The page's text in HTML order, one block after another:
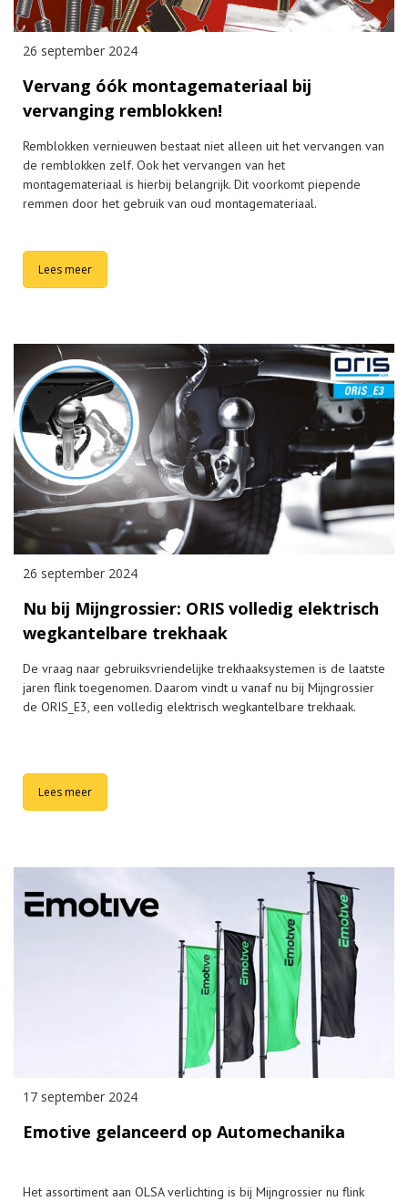
26 september 2024
Vervang óók montagemateriaal bij
vervanging remblokken!
Remblokken vernieuwen bestaat niet alleen uit het vervangen van
de remblokken zelf. Ook het vervangen van het
montagemateriaal is hierbij belangrijk. Dit voorkomt piepende
remmen door het gebruik van oud montagemateriaal.
Lees meer
26 september 2024
Nu bij Mijngrossier: ORIS volledig elektrisch
wegkantelbare trekhaak
De vraag naar gebruiksvriendelijke trekhaaksystemen is de laatste
jaren flink toegenomen. Daarom vindt u vanaf nu bij Mijngrossier
de ORIS_E3, een volledig elektrisch wegkantelbare trekhaak.
Lees meer
17 september 2024
Emotive gelanceerd op Automechanika
Het assortiment aan OLSA verlichting is bij Mijngrossier nu flink